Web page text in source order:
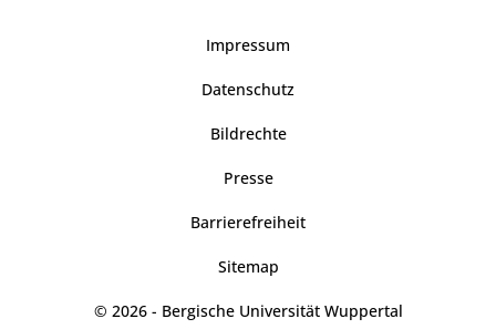
Impressum
Datenschutz
Bildrechte
Presse
Barrierefreiheit
Sitemap
© 2026 - Bergische Universität Wuppertal